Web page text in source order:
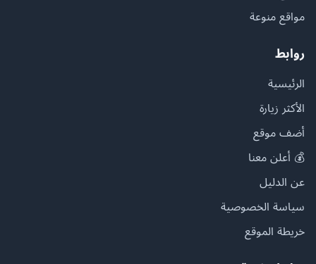
مواقع منوعة
روابط
الرئيسية
الأكثر زيارة
أضف موقع
💰 أعلن معنا
عن الدليل
سياسة الخصوصية
خريطة الموقع